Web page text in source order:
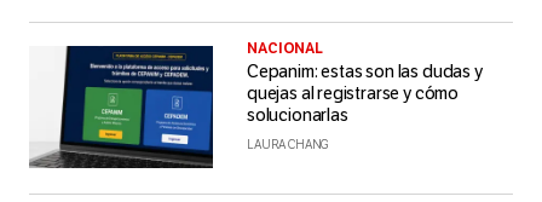
NACIONAL
Cepanim: estas son las dudas y
quejas al registrarse y cómo
solucionarlas
LAURA CHANG